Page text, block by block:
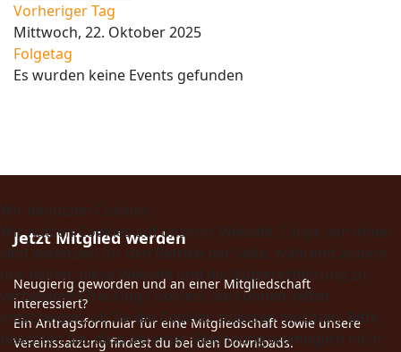
Vorheriger Tag
Mittwoch, 22. Oktober 2025
Folgetag
Es wurden keine Events gefunden
Jetzt Mitglied werden
Neugierig geworden und an einer Mitgliedschaft
interessiert?
Ein Antragsformular für eine Mitgliedschaft sowie unsere
Vereinssatzung findest du bei den Downloads.
Wir nutzen Cookies auf unserer Website. Einige von ihnen
sind essenziell für den Betrieb der Seite, während andere
uns helfen, diese Website und die Nutzererfahrung zu
verbessern (Tracking Cookies). Sie können selbst
entscheiden, ob Sie die Cookies zulassen möchten. Bitte
beachten Sie, dass bei einer Ablehnung womöglich nicht